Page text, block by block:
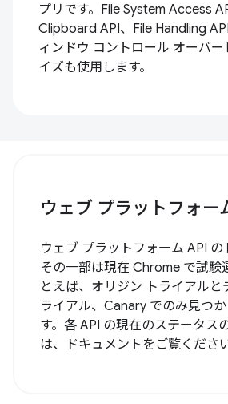
プリです。File System Access
Clipboard API、File Handling
ィンドウ コントロール オーバ
イズも使用します。
ウェブ プラットフォー
ウェブ プラットフォーム API の
その一部は現在 Chrome で試験
とえば、オリジン トライアルと
ライアル、Canary でのみ見つ
す。各 API の現在のステータス
は、ドキュメントをご覧ください